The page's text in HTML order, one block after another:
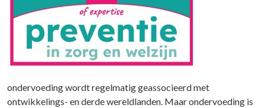
ondervoeding wordt regelmatig geassocieerd met
ontwikkelings- en derde wereldlanden. Maar ondervoeding is